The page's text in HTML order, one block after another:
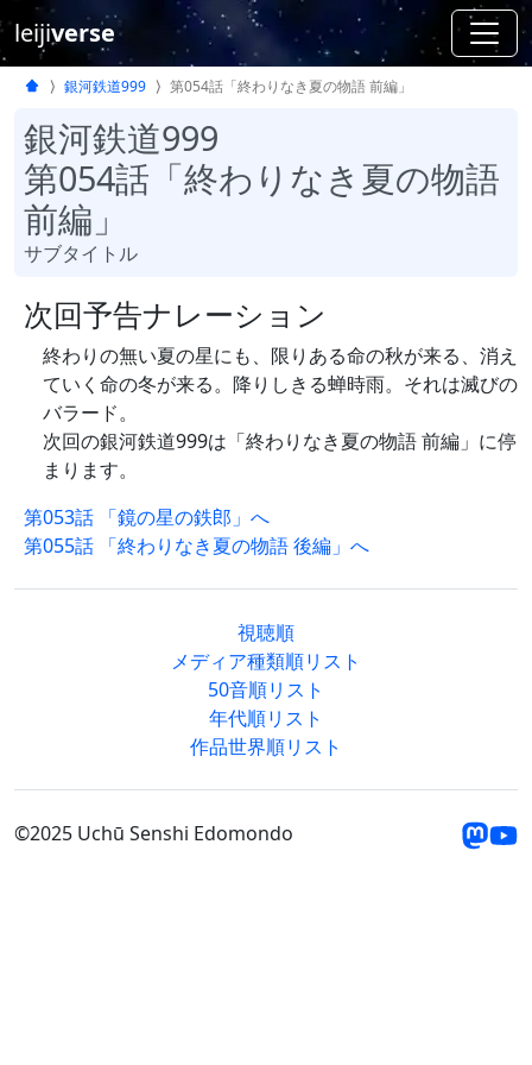
leijiverse
銀河鉄道999 第054話「終わりなき夏の物語 前編」
銀河鉄道999
第054話「終わりなき夏の物語
前編」
サブタイトル
次回予告ナレーション
終わりの無い夏の星にも、限りある命の秋が来る、消え
ていく命の冬が来る。降りしきる蝉時雨。それは滅びの
バラード。
次回の銀河鉄道999は「終わりなき夏の物語 前編」に停
まります。
第053話 「鏡の星の鉄郎」へ
第055話 「終わりなき夏の物語 後編」へ
視聴順
メディア種類順リスト
50音順リスト
年代順リスト
作品世界順リスト
©2025 Uchū Senshi Edomondo